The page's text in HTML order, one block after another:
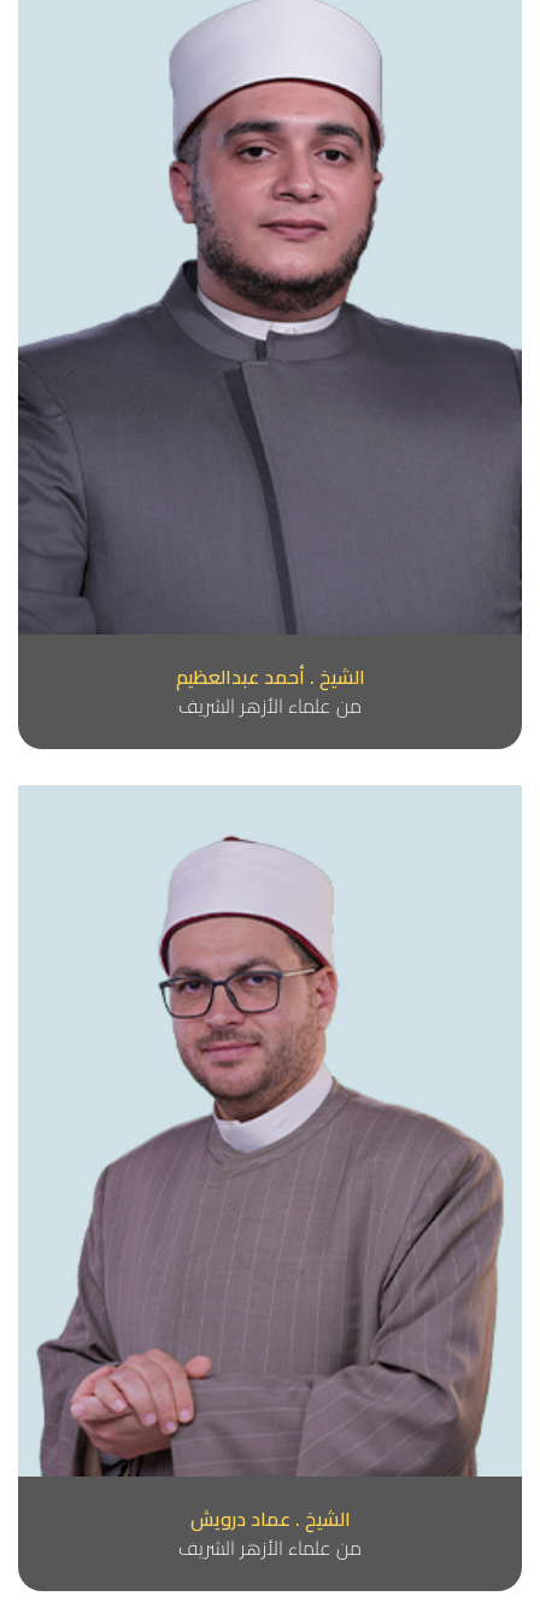
الشيخ . أحمد عبدالعظيم
من علماء الأزهر الشريف
الشيخ . عماد درويش
من علماء الأزهر الشريف